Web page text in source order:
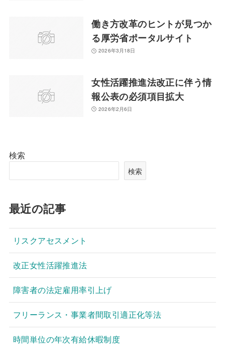
働き方改革のヒントが見つか
る厚労省ポータルサイト
2026年3月18日
女性活躍推進法改正に伴う情
報公表の必須項目拡大
2026年2月6日
検索
検索
最近の記事
リスクアセスメント
改正女性活躍推進法
障害者の法定雇用率引上げ
フリーランス・事業者間取引適正化等法
時間単位の年次有給休暇制度